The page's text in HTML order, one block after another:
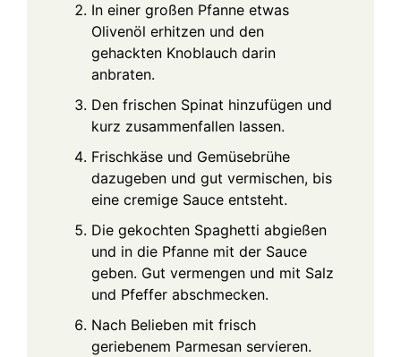
In einer großen Pfanne etwas
Olivenöl erhitzen und den
gehackten Knoblauch darin
anbraten.
Den frischen Spinat hinzufügen und
kurz zusammenfallen lassen.
Frischkäse und Gemüsebrühe
dazugeben und gut vermischen, bis
eine cremige Sauce entsteht.
Die gekochten Spaghetti abgießen
und in die Pfanne mit der Sauce
geben. Gut vermengen und mit Salz
und Pfeffer abschmecken.
Nach Belieben mit frisch
geriebenem Parmesan servieren.